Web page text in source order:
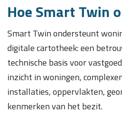
Hoe Smart Twin
Smart Twin ondersteunt
digitale cartotheek: een
technische basis voor
inzicht in woningen,
installaties, oppervlakten,
kenmerken van het bezit.